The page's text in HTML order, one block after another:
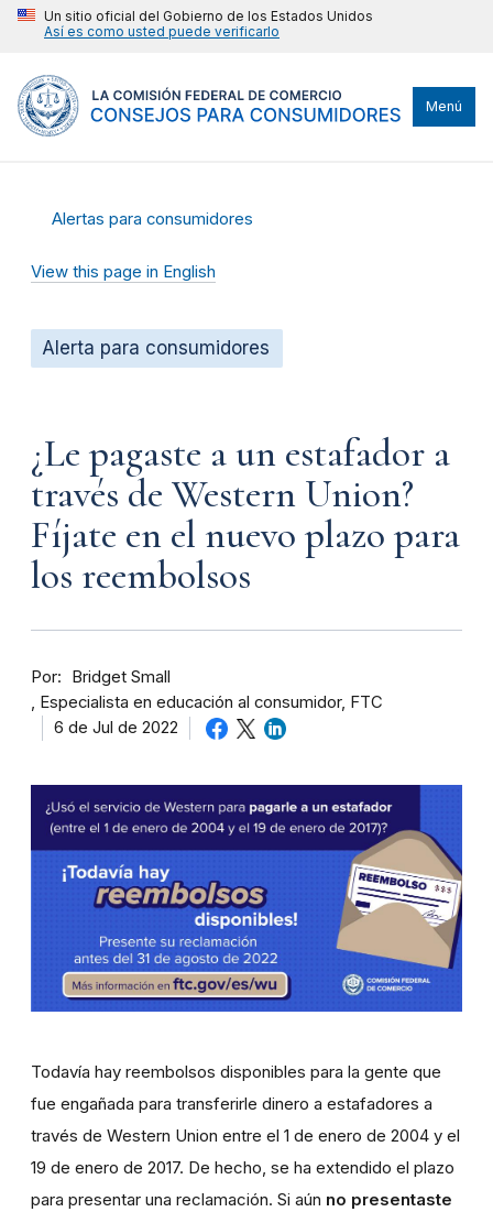
Un sitio oficial del Gobierno de los Estados Unidos
Así es como usted puede verificarlo
Menú
Alertas para consumidores
View this page in English
Alerta para consumidores
¿Le pagaste a un estafador a
través de Western Union?
Fíjate en el nuevo plazo para
los reembolsos
Por
Bridget Small
Especialista en educación al consumidor, FTC
6 de Jul de 2022
Todavía hay reembolsos disponibles para la gente que
fue engañada para transferirle dinero a estafadores a
través de Western Union entre el 1 de enero de 2004 y el
19 de enero de 2017. De hecho, se ha extendido el plazo
para presentar una reclamación. Si aún no presentaste